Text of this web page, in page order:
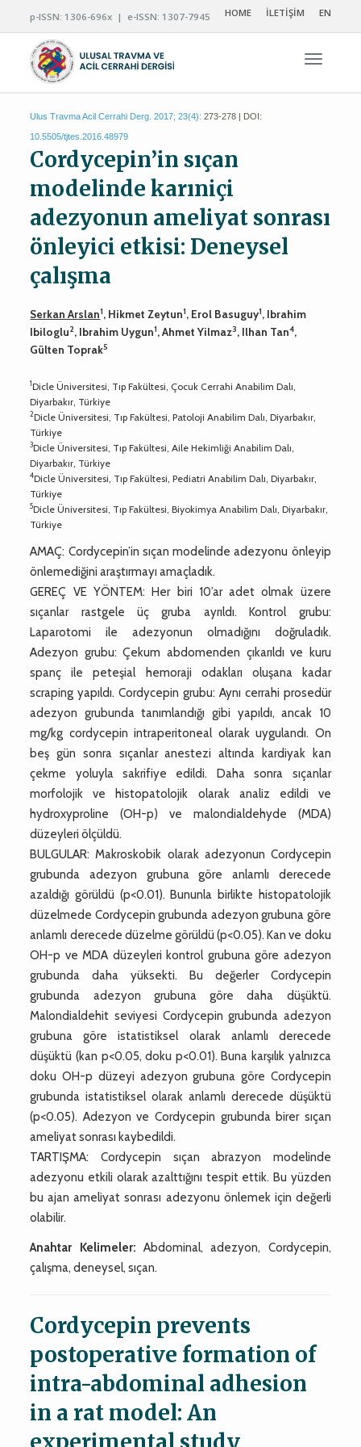
p-ISSN: 1306-696x | e-ISSN: 1307-7945 HOME İLETİŞİM EN
Ulus Travma Acil Cerrahi Derg. 2017; 23(4): 273-278 | DOI:
10.5505/tjtes.2016.48979
Cordycepin’in sıçan
modelinde karıniçi
adezyonun ameliyat sonrası
önleyici etkisi: Deneysel
çalışma
Serkan Arslan1, Hikmet Zeytun1, Erol Basuguy1, Ibrahim
Ibiloglu2, Ibrahim Uygun1, Ahmet Yilmaz3, Ilhan Tan4,
Gülten Toprak5
1Dicle Üniversitesi, Tıp Fakültesi, Çocuk Cerrahi Anabilim Dalı,
Diyarbakır, Türkiye
2Dicle Üniversitesi, Tıp Fakültesi, Patoloji Anabilim Dalı, Diyarbakır,
Türkiye
3Dicle Üniversitesi, Tıp Fakültesi, Aile Hekimliği Anabilim Dalı,
Diyarbakır, Türkiye
4Dicle Üniversitesi, Tıp Fakültesi, Pediatri Anabilim Dalı, Diyarbakır,
Türkiye
5Dicle Üniversitesi, Tıp Fakültesi, Biyokimya Anabilim Dalı, Diyarbakır,
Türkiye
AMAÇ: Cordycepin’in sıçan modelinde adezyonu önleyip
önlemediğini araştırmayı amaçladık.
GEREÇ VE YÖNTEM: Her biri 10’ar adet olmak üzere
sıçanlar rastgele üç gruba ayrıldı. Kontrol grubu:
Laparotomi ile adezyonun olmadığını doğruladık.
Adezyon grubu: Çekum abdomenden çıkarıldı ve kuru
spanç ile peteşial hemoraji odakları oluşana kadar
scraping yapıldı. Cordycepin grubu: Aynı cerrahi prosedür
adezyon grubunda tanımlandığı gibi yapıldı, ancak 10
mg/kg cordycepin intraperitoneal olarak uygulandı. On
beş gün sonra sıçanlar anestezi altında kardiyak kan
çekme yoluyla sakrifiye edildi. Daha sonra sıçanlar
morfolojik ve histopatolojik olarak analiz edildi ve
hydroxyproline (OH-p) ve malondialdehyde (MDA)
düzeyleri ölçüldü.
BULGULAR: Makroskobik olarak adezyonun Cordycepin
grubunda adezyon grubuna göre anlamlı derecede
azaldığı görüldü (p<0.01). Bununla birlikte histopatolojik
düzelmede Cordycepin grubunda adezyon grubuna göre
anlamlı derecede düzelme görüldü (p<0.05). Kan ve doku
OH-p ve MDA düzeyleri kontrol grubuna göre adezyon
grubunda daha yüksekti. Bu değerler Cordycepin
grubunda adezyon grubuna göre daha düşüktü.
Malondialdehit seviyesi Cordycepin grubunda adezyon
grubuna göre istatistiksel olarak anlamlı derecede
düşüktü (kan p<0.05, doku p<0.01). Buna karşılık yalnızca
doku OH-p düzeyi adezyon grubuna göre Cordycepin
grubunda istatistiksel olarak anlamlı derecede düşüktü
(p<0.05). Adezyon ve Cordycepin grubunda birer sıçan
ameliyat sonrası kaybedildi.
TARTIŞMA: Cordycepin sıçan abrazyon modelinde
adezyonu etkili olarak azalttığını tespit ettik. Bu yüzden
bu ajan ameliyat sonrası adezyonu önlemek için değerli
olabilir.
Anahtar Kelimeler: Abdominal, adezyon, Cordycepin,
çalışma, deneysel, sıçan.
Cordycepin prevents
postoperative formation of
intra-abdominal adhesion
in a rat model: An
experimental study